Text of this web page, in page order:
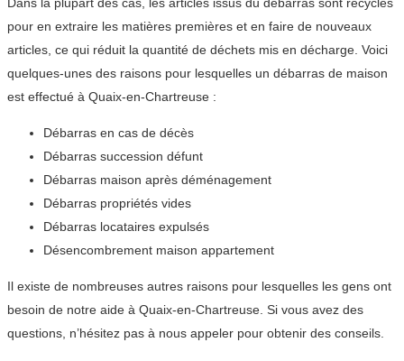
pour en extraire les matières premières et en faire de nouveaux
articles, ce qui réduit la quantité de déchets mis en décharge. Voici
quelques-unes des raisons pour lesquelles un débarras de maison
est effectué à Quaix-en-Chartreuse :
Débarras en cas de décès
Débarras succession défunt
Débarras maison après déménagement
Débarras propriétés vides
Débarras locataires expulsés
Désencombrement maison appartement
Il existe de nombreuses autres raisons pour lesquelles les gens ont
besoin de notre aide à Quaix-en-Chartreuse. Si vous avez des
questions, n’hésitez pas à nous appeler pour obtenir des conseils.